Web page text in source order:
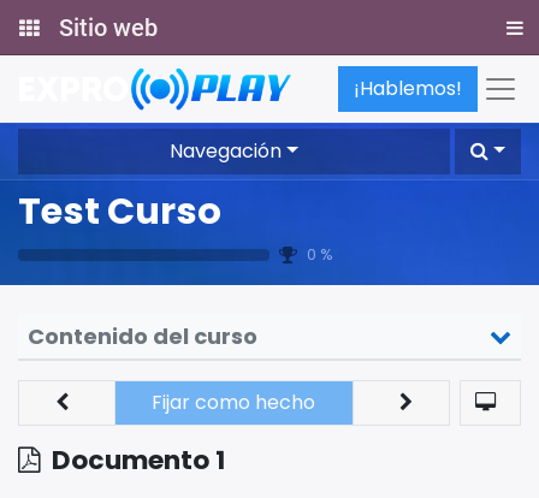
Sitio web
¡Hablemos!
Navegación
Test Curso
0 %
Contenido del curso
Documento 1
Fijar como hecho